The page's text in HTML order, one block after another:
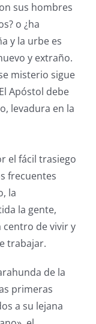
sus hombres
o ¿ha
y la urbe es
y extraño.
misterio sigue
Apóstol debe
levadura en la
el fácil trasiego
frecuentes
la
la gente,
centro de vivir y
trabajar.
de la
primeras
a su lejana